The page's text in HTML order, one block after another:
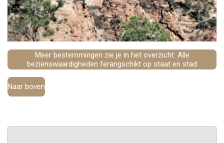
Meer bestemmingen zie je in het overzicht. Alle
bezienswaardigheden ferangschikt op staat en stad
Naar boven